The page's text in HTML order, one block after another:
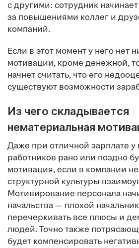
с другими: сотрудник
за повышениями коллег и
компаний.
Если в этот момент у него нет
мотивации, кроме денежной,
начнет считать, что его
существуют возможности
Из чего складывается
нематериальная
Даже при отличной зарплате у
работников рано или поздно
мотивация, если в компании
структурной культуры
Мотивирование персонала
начальства — плохой
перечеркивать все плюсы и
людей. Точно также
будет компенсировать